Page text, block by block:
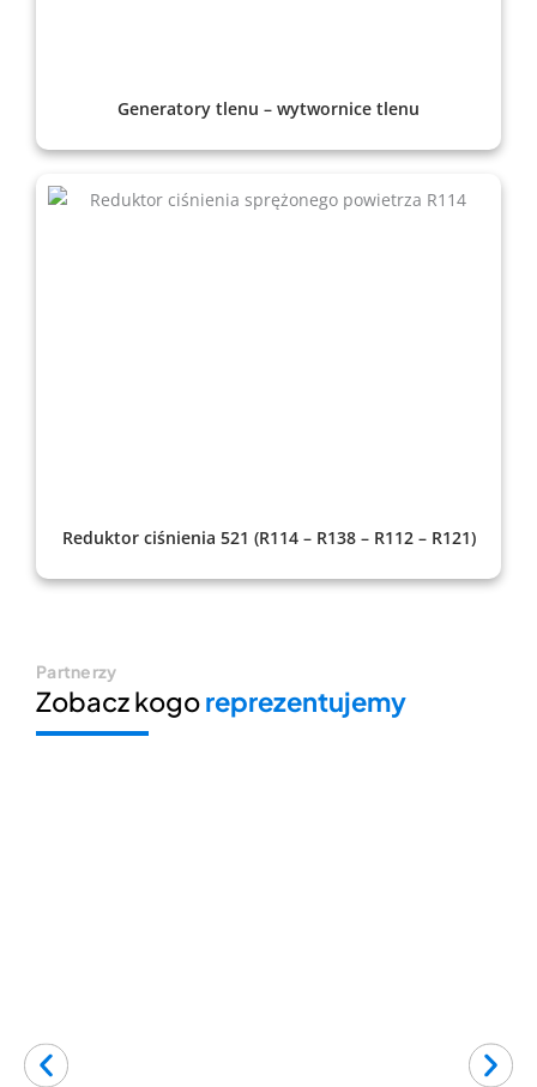
Generatory tlenu – wytwornice tlenu
Reduktor ciśnienia 521 (R114 – R138 – R112 – R121)
Partnerzy
Zobacz kogoreprezentujemy